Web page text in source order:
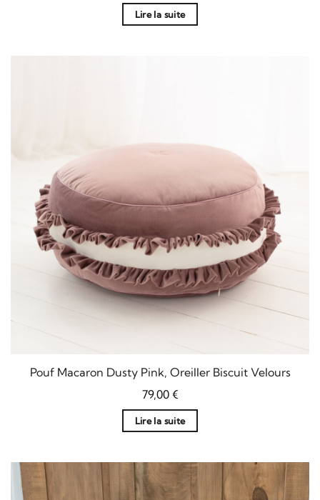
Lire la suite
Pouf Macaron Dusty Pink, Oreiller Biscuit Velours
79,00 €
Lire la suite